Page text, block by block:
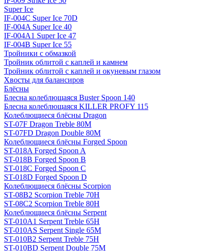
Super Ice
IF-004C Super Ice 70D
IF-004A Super Ice 40
IF-004A1 Super Ice 47
IF-004B Super Ice 55
Тройники с обмазкой
Тройник облитой с каплей и камнем
Тройник облитой с каплей и окуневым глазом
Хвосты для балансиров
Блёсны
Блесна колеблющаяся Buster Spoon 140
Блесна колеблющаяся KILLER PROFY 115
Колеблющиеся блёсны Dragon
ST-07F Dragon Treble 80M
ST-07FD Dragon Double 80M
Колеблющиеся блёсны Forged Spoon
ST-018A Forged Spoon A
ST-018B Forged Spoon B
ST-018C Forged Spoon C
ST-018D Forged Spoon D
Колеблющиеся блёсны Scorpion
ST-08B2 Scorpion Treble 70H
ST-08C2 Scorpion Treble 80H
Колеблющиеся блёсны Serpent
ST-010A1 Serpent Treble 65H
ST-010AS Serpent Single 65M
ST-010B2 Serpent Treble 75H
ST-010BD Serpent Double 75M